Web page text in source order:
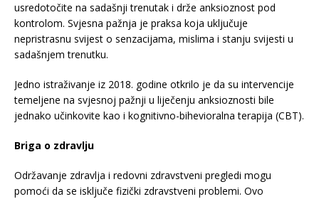
usredotočite na sadašnji trenutak i drže anksioznost pod
kontrolom. Svjesna pažnja je praksa koja uključuje
nepristrasnu svijest o senzacijama, mislima i stanju svijesti u
sadašnjem trenutku.
Jedno istraživanje iz 2018. godine otkrilo je da su intervencije
temeljene na svjesnoj pažnji u liječenju anksioznosti bile
jednako učinkovite kao i kognitivno-bihevioralna terapija (CBT).
Briga o zdravlju
Održavanje zdravlja i redovni zdravstveni pregledi mogu
pomoći da se isključe fizički zdravstveni problemi. Ovo